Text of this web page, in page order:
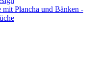
Plancha und Bänken -